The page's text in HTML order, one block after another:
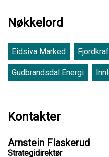
Nøkkelord
Eidsiva Marked
Gudbrandsdal Energi
Kontakter
Arnstein Flaskerud
Strategidirektør